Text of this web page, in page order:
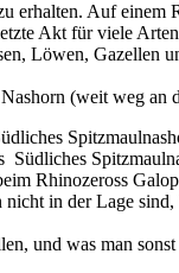
erhalten. Auf einem
Akt für viele
Löwen, Gazellen
(weit weg
Rhinozeross
in der Lage
und was man sonst